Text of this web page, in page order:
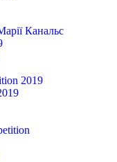
Канальс
2019